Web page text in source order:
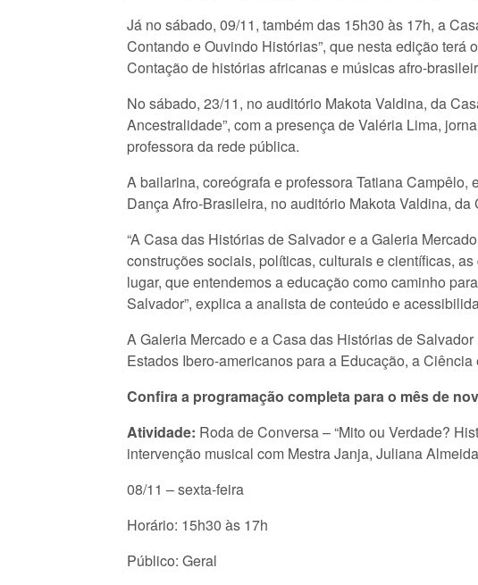
Já no sábado, 09/11, também das 15h30 às 17h, a
Contando e Ouvindo Histórias”, que nesta edição terá
Contação de histórias africanas e músicas afro-
No sábado, 23/11, no auditório Makota Valdina, da
Ancestralidade”, com a presença de Valéria Lima,
professora da rede pública.
A bailarina, coreógrafa e professora Tatiana
Dança Afro-Brasileira, no auditório Makota Valdina, da
“A Casa das Histórias de Salvador e a Galeria
construções sociais, políticas, culturais e científicas,
lugar, que entendemos a educação como caminho
Salvador”, explica a analista de conteúdo e
A Galeria Mercado e a Casa das Histórias de
Estados Ibero-americanos para a Educação, a
Confira a programação completa para o mês de
Atividade: Roda de Conversa – “Mito ou Verdade?
intervenção musical com Mestra Janja, Juliana
08/11 – sexta-feira
Horário: 15h30 às 17h
Público: Geral